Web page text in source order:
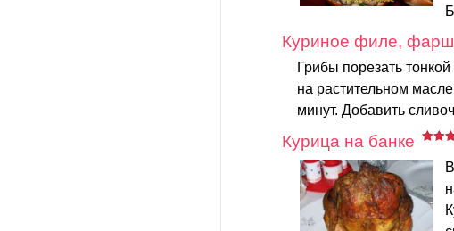
Куриное филе,
Грибы порезать
на растительном
минут. Добавить
Курица на банке